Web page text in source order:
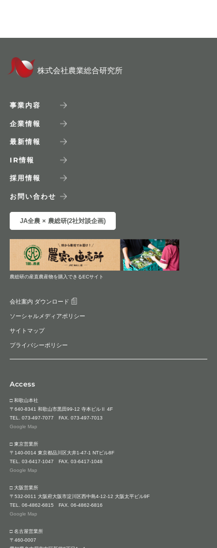
株式会社農業総合研究所
事業内容
企業情報
最新情報
IR情報
採用情報
お問い合わせ
JA全農 × 農総研(2社対談企画)
農総研の産直農産物を購入できるECサイト
会社案内 ダウンロード
ソーシャルメディアポリシー
サイトマップ
プライバシーポリシー
Access
□ 和歌山本社
〒640-8341 和歌山市黒田99-12 寺本ビルⅡ 4F
TEL. 073-497-7077 FAX. 073-497-7013
Google Map
□ 東京営業所
〒140-0014 東京都品川区大井1-47-1 NTビル8F
TEL. 03-6417-1047 FAX. 03-6417-1048
Google Map
□ 大阪営業所
〒532-0011 大阪府大阪市淀川区西中島4-12-12 大阪太平ビル9F
TEL. 06-4862-6815 FAX. 06-4862-6816
Google Map
□ 名古屋営業所
〒460-0007